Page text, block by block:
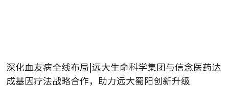
深化血友病全线布局|远大生命科学集团与信念医药达
成基因疗法战略合作，助力远大蜀阳创新升级